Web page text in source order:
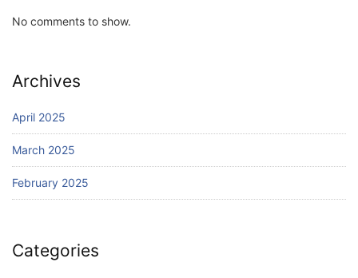
No comments to show.
Archives
April 2025
March 2025
February 2025
Categories